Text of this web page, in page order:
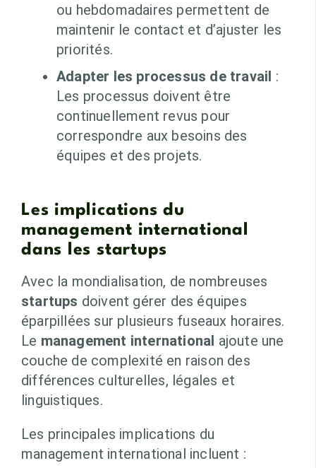
ou hebdomadaires permettent de
maintenir le contact et d’ajuster les
priorités.
Adapter les processus de travail :
Les processus doivent être
continuellement revus pour
correspondre aux besoins des
équipes et des projets.
Les implications du
management international
dans les startups
Avec la mondialisation, de nombreuses
startups doivent gérer des équipes
éparpillées sur plusieurs fuseaux horaires.
Le management international ajoute une
couche de complexité en raison des
différences culturelles, légales et
linguistiques.
Les principales implications du
management international incluent :